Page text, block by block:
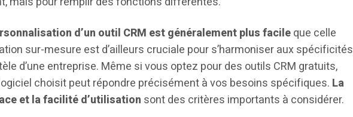
d’un outil CRM est généralement plus facileque celle
sur-mesure est d’ailleurs cruciale pour s’harmoniser aux spécificités
d’une entreprise. Même si vous optez pour des outils CRM gratuits,
choisit peut répondre précisément à vos besoins spécifiques. La
et la facilité d’utilisation sont des critères importants à considérer.